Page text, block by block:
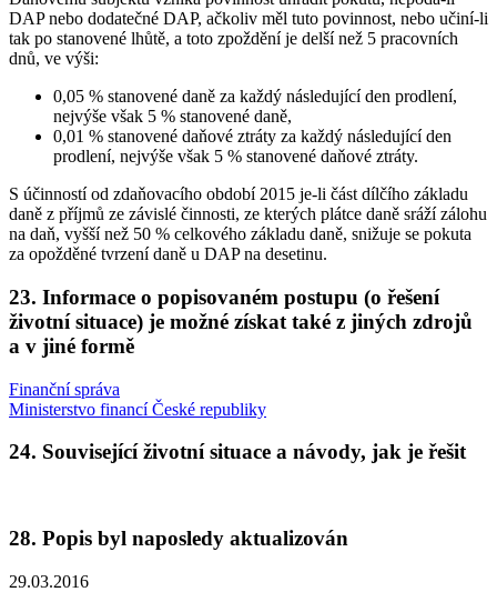
DAP nebo dodatečné DAP, ačkoliv měl tuto povinnost, nebo učiní-li
tak po stanovené lhůtě, a toto zpoždění je delší než 5 pracovních
dnů, ve výši:
0,05 % stanovené daně za každý následující den prodlení,
nejvýše však 5 % stanovené daně,
0,01 % stanovené daňové ztráty za každý následující den
prodlení, nejvýše však 5 % stanovené daňové ztráty.
S účinností od zdaňovacího období 2015 je-li část dílčího základu
daně z příjmů ze závislé činnosti, ze kterých plátce daně sráží zálohu
na daň, vyšší než 50 % celkového základu daně, snižuje se pokuta
za opožděné tvrzení daně u DAP na desetinu.
23. Informace o popisovaném postupu (o řešení
životní situace) je možné získat také z jiných zdrojů
a v jiné formě
Finanční správa
Ministerstvo financí České republiky
24. Související životní situace a návody, jak je řešit
28. Popis byl naposledy aktualizován
29.03.2016